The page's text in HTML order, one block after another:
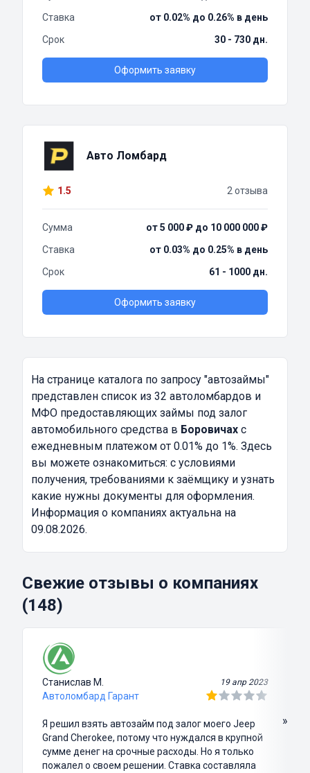
Ставка
от 0.02% до 0.26% в день
Срок
30 - 730 дн.
Оформить заявку
Авто Ломбард
1.5 2 отзыва
Сумма
от 5 000 ₽ до 10 000 000 ₽
Ставка
от 0.03% до 0.25% в день
Срок
61 - 1000 дн.
Оформить заявку
На странице каталога по запросу "автозаймы"
представлен список из 32 автоломбардов и
МФО предоставляющих займы под залог
автомобильного средства в Боровичах с
ежедневным платежом от 0.01% до 1%. Здесь
вы можете ознакомиться: с условиями
получения, требованиями к заёмщику и узнать
какие нужны документы для оформления.
Информация о компаниях актуальна на
09.08.2026.
Свежие отзывы о компаниях
(148)
Станислав М. 19 апр 2023
Автоломбард Гарант
Я решил взять автозайм под залог моего Jeep
Grand Cherokee, потому что нуждался в крупной
сумме денег на срочные расходы. Но я только
пожалел о своем решении. Ставка составляла
»